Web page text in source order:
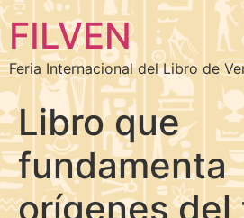
FILVEN
Feria Internacional del Libro de
Libro que
fundamenta
orígenes del